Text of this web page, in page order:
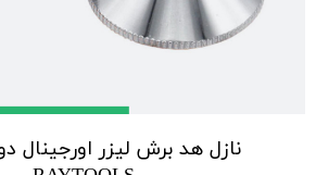
نازل هد برش لیزر اورجینال دو